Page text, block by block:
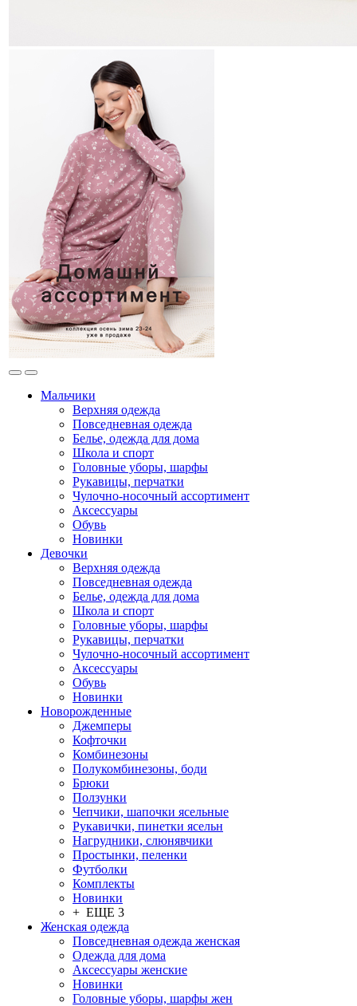
Мальчики
Верхняя одежда
Повседневная одежда
Белье, одежда для дома
Школа и спорт
Головные уборы, шарфы
Рукавицы, перчатки
Чулочно-носочный ассортимент
Аксессуары
Обувь
Новинки
Девочки
Верхняя одежда
Повседневная одежда
Белье, одежда для дома
Школа и спорт
Головные уборы, шарфы
Рукавицы, перчатки
Чулочно-носочный ассортимент
Аксессуары
Обувь
Новинки
Новорожденные
Джемперы
Кофточки
Комбинезоны
Полукомбинезоны, боди
Брюки
Ползунки
Чепчики, шапочки ясельные
Рукавички, пинетки ясельн
Нагрудники, слюнявчики
Простынки, пеленки
Футболки
Комплекты
Новинки
+ ЕЩЕ 3
Женская одежда
Повседневная одежда женская
Одежда для дома
Аксессуары женские
Новинки
Головные уборы, шарфы жен